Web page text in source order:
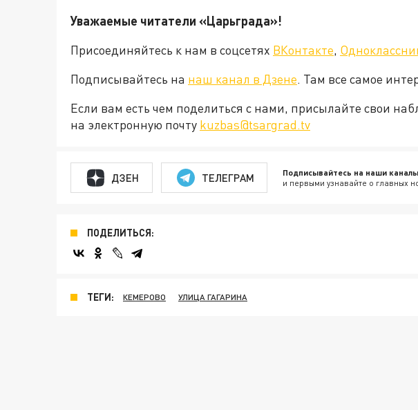
Уважаемые читатели «Царьграда»!
Присоединяйтесь к нам в соцсетях ВКонтакте,
Подписывайтесь на наш канал в Дзене. Там все самое
Если вам есть чем поделиться с нами, присылайте свои
на электронную почту kuzbas@tsargrad.tv
ДЗЕН ТЕЛЕГРАМ Подписывайтесь на наши каналы
и первыми узнавайте о главных
ПОДЕЛИТЬСЯ:
ТЕГИ: КЕМЕРОВО УЛИЦА ГАГАРИНА